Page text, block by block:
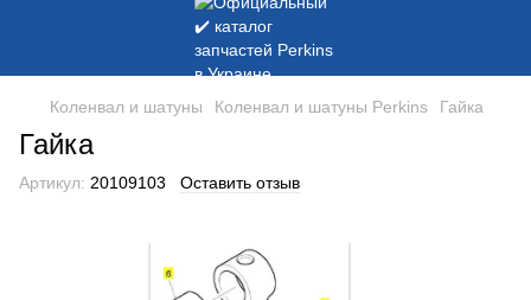
Коленвал и шатуны Коленвал и шатуны Perkins Гайка
Гайка
Артикул: 20109103 Оставить отзыв